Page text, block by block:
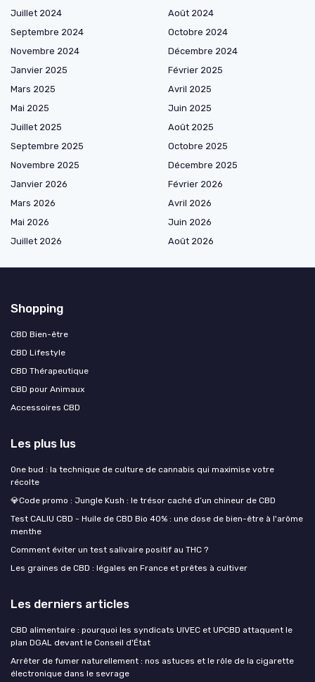
Juillet 2024
Août 2024
Septembre 2024
Octobre 2024
Novembre 2024
Décembre 2024
Janvier 2025
Février 2025
Mars 2025
Avril 2025
Mai 2025
Juin 2025
Juillet 2025
Août 2025
Septembre 2025
Octobre 2025
Novembre 2025
Décembre 2025
Janvier 2026
Février 2026
Mars 2026
Avril 2026
Mai 2026
Juin 2026
Juillet 2026
Août 2026
Shopping
CBD Bien-être
CBD Lifestyle
CBD Thérapeutique
CBD pour Animaux
Accessoires CBD
Les plus lus
One bud : la technique de culture de cannabis qui maximise votre
récolte
💎Code promo : Jungle Kush : le trésor caché d’un chineur de CBD
Test CALIU CBD - Huile de CBD Bio 40% : une dose de bien-être à l'arôme
menthe
Comment éviter un test salivaire positif au THC ?
Les graines de CBD : légales en France et prêtes à cultiver
Les derniers articles
CBD alimentaire : pourquoi les syndicats UIVEC et UPCBD attaquent le
plan DGAL devant le Conseil d'État
Arrêter de fumer naturellement : nos astuces et le rôle de la cigarette
électronique dans le sevrage